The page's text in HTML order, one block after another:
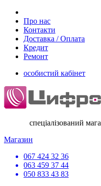
Про нас
Контакти
Доставка / Оплата
Кредит
Ремонт
особистий кабінет
спеціалізований
Магазин
067 424 32 36
063 459 37 44
050 833 43 83